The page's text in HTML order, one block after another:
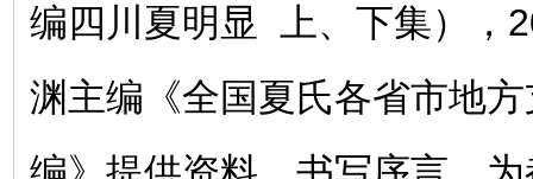
编四川夏明显 上、下集），
渊主编《全国夏氏各省市地